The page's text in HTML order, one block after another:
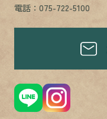
電話：075-722-5100